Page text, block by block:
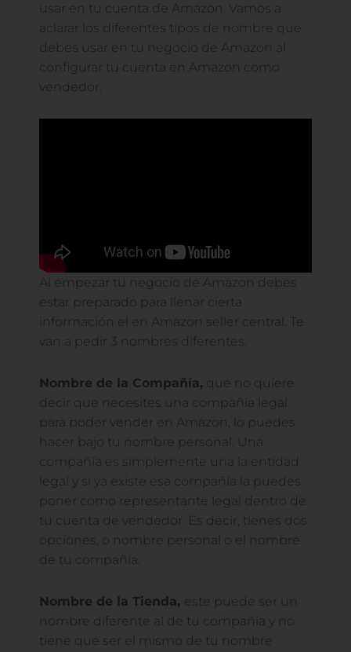
usar en tu cuenta de Amazon. Vamos a
aclarar los diferentes tipos de nombre que
debes usar en tu negocio de Amazon al
configurar tu cuenta en Amazon como
vendedor.
Al empezar tu negocio de Amazon debes
estar preparado para llenar cierta
información el en Amazon seller central. Te
van a pedir 3 nombres diferentes.
Nombre de la Compañía, que no quiere
decir que necesites una compañía legal
para poder vender en Amazon, lo puedes
hacer bajo tu nombre personal. Una
compañía es simplemente una la entidad
legal y si ya existe esa compañía la puedes
poner como representante legal dentro de
tu cuenta de vendedor. Es decir, tienes dos
opciones, o nombre personal o el nombre
de tu compañía.
Nombre de la Tienda, este puede ser un
nombre diferente al de tu compañía y no
tiene que ser el mismo de tu nombre